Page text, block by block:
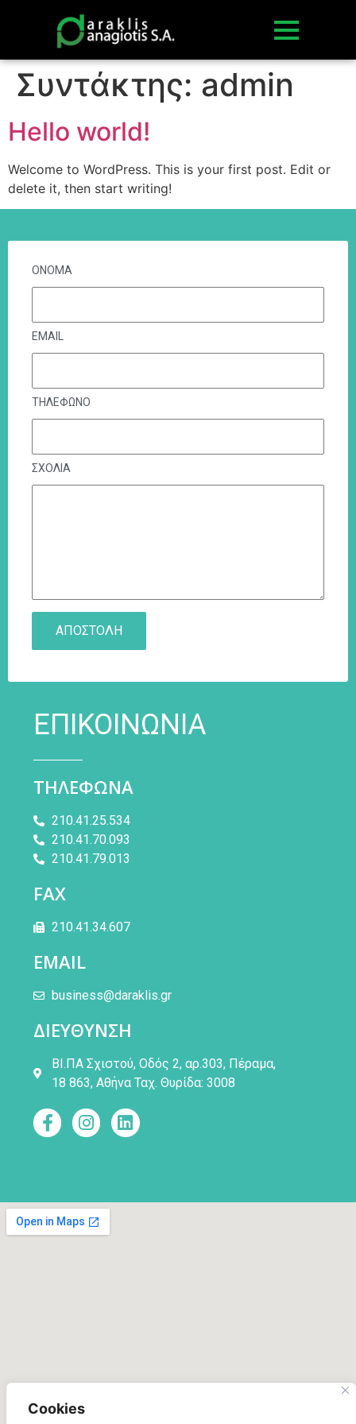
Cookies
Συντάκτης: admin
Hello world!
Welcome to WordPress. This is your first post. Edit or
delete it, then start writing!
ΕΠΙΚΟΙΝΩΝΙΑ
ΤΗΛΕΦΩΝΑ
210.41.25.534
210.41.70.093
210.41.79.013
FAX
210.41.34.607
EMAIL
business@daraklis.gr
ΔΙΕΥΘΥΝΣΗ
ΒΙ.ΠΑ Σχιστού, Οδός 2, αρ.303, Πέραμα,
18 863, Αθήνα Ταχ. Θυρίδα: 3008
ΟΝΟΜΑ
EMAIL
ΤΗΛΕΦΩΝΟ
ΣΧΟΛΙΑ